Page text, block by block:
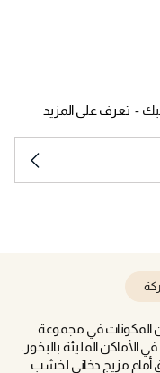
تعرف على المزيد
المكونات في مجموعة
خبير العطور، عادة ما يتم حرق OUD WOOD في الأماكن المليئة بالبخور.
أمام مزيج دخاني لخشب